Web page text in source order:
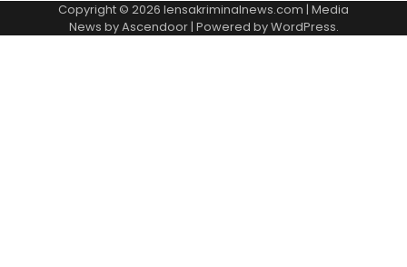
Copyright © 2026 lensakriminalnews.com | Media
News byAscendoor| Powered byWordPress.